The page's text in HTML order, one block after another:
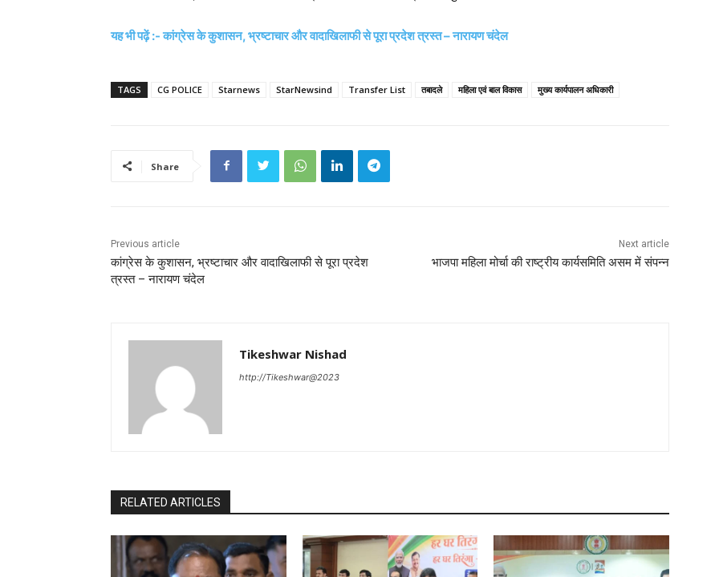
यह भी पढ़ें :- कांग्रेस के कुशासन, भ्रष्टाचार और वादाखिलाफी से पूरा प्रदेश त्रस्त – नारायण चंदेल
TAGS CG POLICE Starnews StarNewsind Transfer List तबादले महिला एवं बाल विकास मुख्य कार्यपालन अधिकारी
Share
Previous article
कांग्रेस के कुशासन, भ्रष्टाचार और वादाखिलाफी से पूरा प्रदेश
त्रस्त – नारायण चंदेल
Next article
भाजपा महिला मोर्चा की राष्ट्रीय कार्यसमिति असम में संपन्न
Tikeshwar Nishad
http://Tikeshwar@2023
RELATED ARTICLES